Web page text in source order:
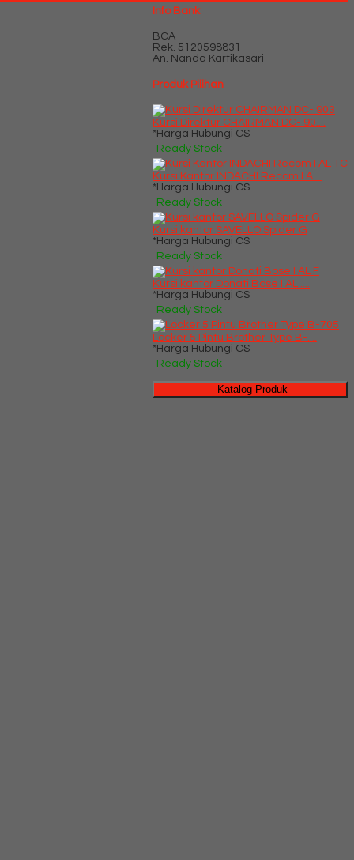
Info Bank
BCA
Rek. 5120598831
An. Nanda Kartikasari
Produk Pilihan
Kursi Direktur CHAIRMAN DC- 90....
*Harga Hubungi CS
Ready Stock
Kursi Kantor INDACHI Recom I A....
*Harga Hubungi CS
Ready Stock
Kursi kantor SAVELLO Spider G
*Harga Hubungi CS
Ready Stock
Kursi kantor Donati Bose I AL ....
*Harga Hubungi CS
Ready Stock
Locker 5 Pintu Brother Type B-....
*Harga Hubungi CS
Ready Stock
Katalog Produk